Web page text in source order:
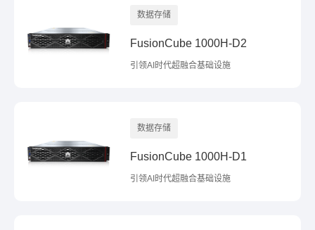
数据存储
FusionCube 1000H-D2
引领AI时代超融合基础设施
数据存储
FusionCube 1000H-D1
引领AI时代超融合基础设施